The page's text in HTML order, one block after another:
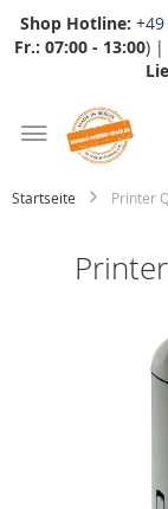
Shop Hotline:
Fr.: 07:00 - 13:00) |
Startseite Printer